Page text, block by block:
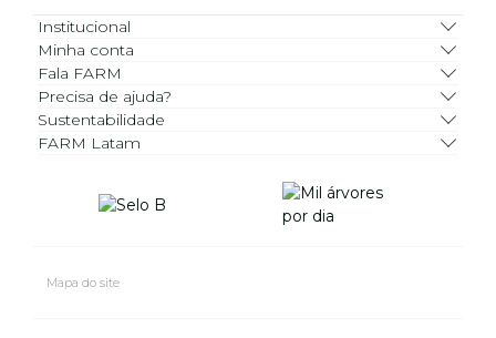
Institucional
Minha conta
Fala FARM
Precisa de ajuda?
Sustentabilidade
FARM Latam
Mapa do site